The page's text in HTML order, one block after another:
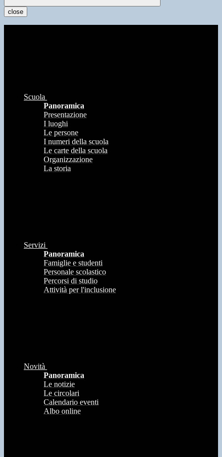
close
Scuola
Panoramica
Presentazione
I luoghi
Le persone
I numeri della scuola
Le carte della scuola
Organizzazione
La storia
Servizi
Panoramica
Famiglie e studenti
Personale scolastico
Percorsi di studio
Attività per l'inclusione
Novità
Panoramica
Le notizie
Le circolari
Calendario eventi
Albo online